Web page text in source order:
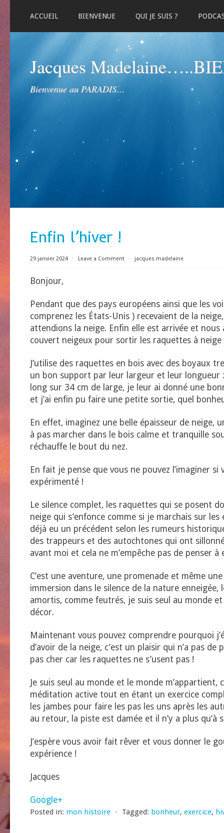
ACCUEIL BIENVENUE QUI JE SUIS ?
Jacques
Bienvenue au PARADIS…
Enfin l’hiver !
29 janvier 2024 ⋅ Leave a Comment ⋅ jacques madelaine
Bonjour,
Pendant que des pays européens ainsi que les
comprenez les États-Unis ) recevaient de la
attendions la neige. Enfin elle est arrivée et nous
couvert neigeux pour sortir les raquettes à neige
J’utilise des raquettes en bois avec des boyaux
un bon support par leur largeur et leur longueur
long sur 34 cm de large, je leur ai donné une
et j’ai enfin pu faire une petite sortie, quel
En effet, imaginez une belle épaisseur de neige,
à pas marcher dans le bois calme et tranquille
réchauffe le bout du nez.
En fait je pense que vous ne pouvez l’imaginer si
expérimenté !
Le silence complet, les raquettes qui se posent
neige qui s’enfonce comme si je marchais sur les
déjà eu un précédent selon les rumeurs
des trappeurs et des autochtones qui ont
avant moi et cela ne m’empêche pas de penser à
C’est une aventure, une promenade et même
immersion dans le silence de la nature enneigée,
amortis, comme feutrés, je suis seul au monde
décor.
Maintenant vous pouvez comprendre pourquoi
d’avoir de la neige, c’est un plaisir qui n’a pas
pas cher car les raquettes ne s’usent pas !
Je suis seul au monde et le monde m’appartient,
méditation active tout en étant un exercice
les jambes pour faire les pas les uns après les
au retour, la piste est damée et il n’y a plus qu’à
J’espère vous avoir fait rêver et vous donner le
expérience !
Jacques
Google+
Posted in: mon histoire ⋅ Tagged: bonheur, exercice,